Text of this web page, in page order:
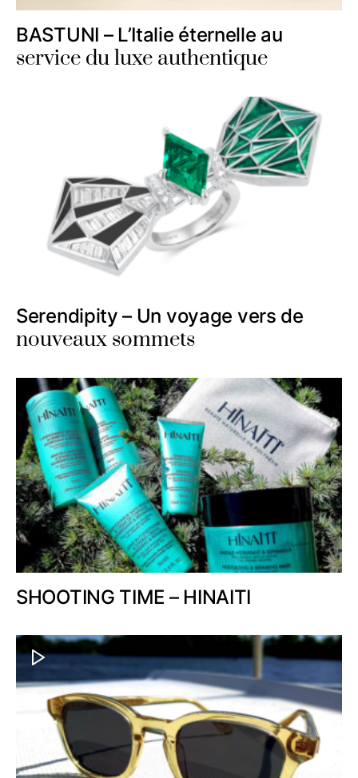
BASTUNI – L’Italie éternelle au
service du luxe authentique
Serendipity – Un voyage vers de
nouveaux sommets
SHOOTING TIME – HINAITI